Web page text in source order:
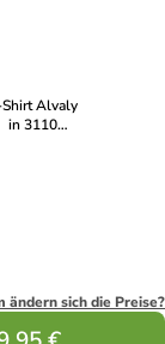
Shirt Alvaly
in 3110
ändern sich die Preise?